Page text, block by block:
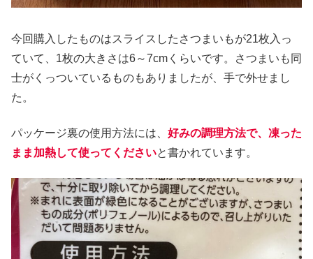
今回購入したものはスライスしたさつまいもが21枚入っ
ていて、1枚の大きさは6～7cmくらいです。さつまいも同
士がくっついているものもありましたが、手で外せまし
た。
パッケージ裏の使用方法には、 好みの調理方法で、凍った
まま加熱して使ってくださいと書かれています。